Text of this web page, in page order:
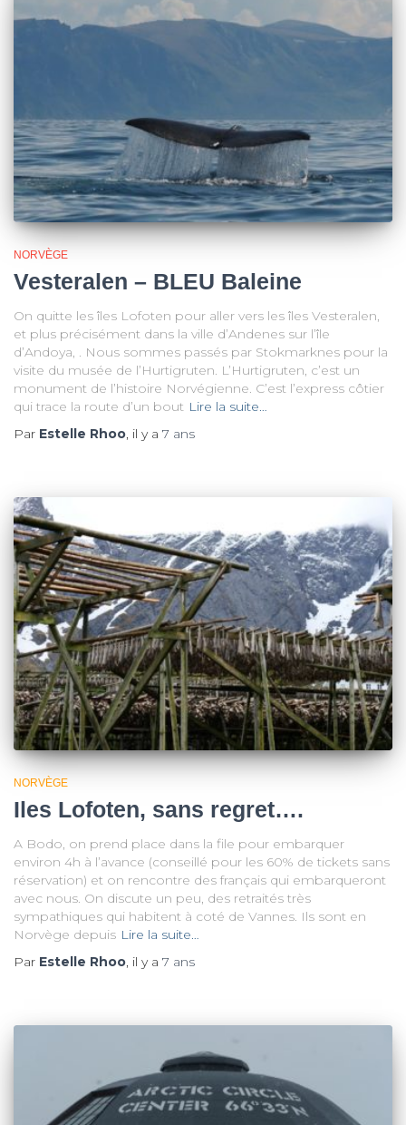
NORVÈGE
Vesteralen – BLEU Baleine
On quitte les îles Lofoten pour aller vers les îles Vesteralen,
et plus précisément dans la ville d’Andenes sur l’île
d’Andoya, . Nous sommes passés par Stokmarknes pour la
visite du musée de l’Hurtigruten. L’Hurtigruten, c’est un
monument de l’histoire Norvégienne. C’est l’express côtier
qui trace la route d’un bout Lire la suite…
Par Estelle Rhoo, il y a 7 ans
NORVÈGE
Iles Lofoten, sans regret….
A Bodo, on prend place dans la file pour embarquer
environ 4h à l’avance (conseillé pour les 60% de tickets sans
réservation) et on rencontre des français qui embarqueront
avec nous. On discute un peu, des retraités très
sympathiques qui habitent à coté de Vannes. Ils sont en
Norvège depuis Lire la suite…
Par Estelle Rhoo, il y a 7 ans